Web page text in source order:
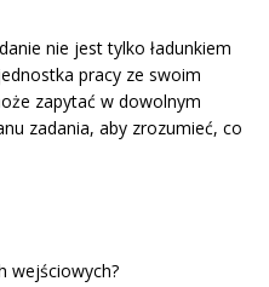
nie jest tylko ładunkiem
pracy ze swoim
zapytać w dowolnym
zadania, aby zrozumieć, co
wejściowych?